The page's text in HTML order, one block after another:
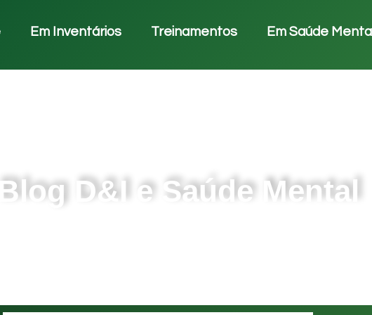
Em Inventários Treinamentos Em Saúde Mental
D&I e Saúde Mental